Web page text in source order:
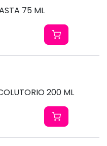
75 ML
200 ML